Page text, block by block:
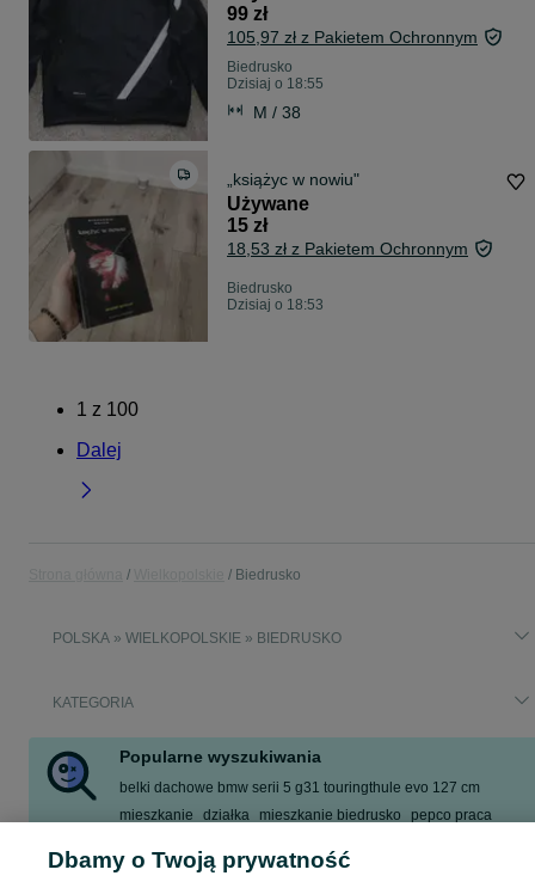
99 zł
105,97 zł z Pakietem Ochronnym
Biedrusko
Dzisiaj o 18:55
M / 38
„książyc w nowiu"
Używane
15 zł
18,53 zł z Pakietem Ochronnym
Biedrusko
Dzisiaj o 18:53
1 z 100
Dalej
Biedrusko
POLSKA » WIELKOPOLSKIE » BIEDRUSKO
KATEGORIA
Popularne wyszukiwania
belki dachowe bmw serii 5 g31 touringthule evo 127 cm
mieszkanie
działka mieszkanie biedrusko
pepco praca
Dbamy o Twoją prywatność